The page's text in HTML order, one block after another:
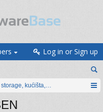
Log in or Sign up
kućišta, periferija